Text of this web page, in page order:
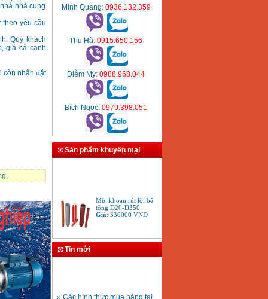
nhà cung
yêu cầu
Quý khách
giá cả cạnh
còn nhận đặt
,
Minh Quang: 0936.132.359
Thu Hà: 0915.650.156
Diễm My: 0988.968.044
Bích Ngọc: 0979.398.051
Sản phẩm khuyến mại
Mũi khoan rút lõi bê
tông D20-D350
Giá: 330000VND
Tin mới
» Các hình thức mua hàng tại